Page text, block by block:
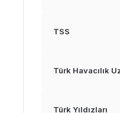
TSS
Türk Havacılık
Türk Yıldızları